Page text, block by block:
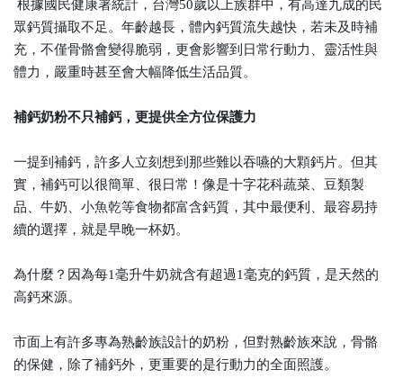
根據國民健康署統計，台灣50歲以上族群中，有高達九成的民
眾鈣質攝取不足。年齡越長，體內鈣質流失越快，若未及時補
充，不僅骨骼會變得脆弱，更會影響到日常行動力、靈活性與
體力，嚴重時甚至會大幅降低生活品質。
補鈣奶粉不只補鈣，更提供全方位保護力
一提到補鈣，許多人立刻想到那些難以吞嚥的大顆鈣片。但其
實，補鈣可以很簡單、很日常！像是十字花科蔬菜、豆類製
品、牛奶、小魚乾等食物都富含鈣質，其中最便利、最容易持
續的選擇，就是早晚一杯奶。
為什麼？因為每1毫升牛奶就含有超過1毫克的鈣質，是天然的
高鈣來源。
市面上有許多專為熟齡族設計的奶粉，但對熟齡族來說，骨骼
的保健，除了補鈣外，更重要的是行動力的全面照護。